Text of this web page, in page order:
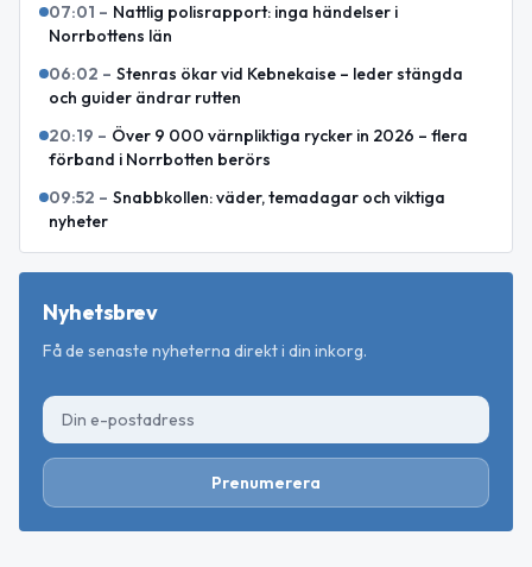
07:01 – Nattlig polisrapport: inga händelser i
Norrbottens län
06:02 – Stenras ökar vid Kebnekaise – leder stängda
och guider ändrar rutten
20:19 – Över 9 000 värnpliktiga rycker in 2026 – flera
förband i Norrbotten berörs
09:52 – Snabbkollen: väder, temadagar och viktiga
nyheter
Nyhetsbrev
Få de senaste nyheterna direkt i din inkorg.
Prenumerera